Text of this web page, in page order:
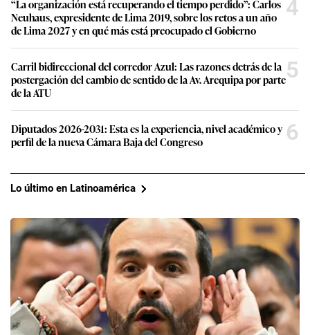
“La organización está recuperando el tiempo perdido”: Carlos
Neuhaus, expresidente de Lima 2019, sobre los retos a un año
de Lima 2027 y en qué más está preocupado el Gobierno
4
Carril bidireccional del corredor Azul: Las razones detrás de la
postergación del cambio de sentido de la Av. Arequipa por parte
de la ATU
5
Diputados 2026-2031: Esta es la experiencia, nivel académico y
perfil de la nueva Cámara Baja del Congreso
6
Lo último en Latinoamérica